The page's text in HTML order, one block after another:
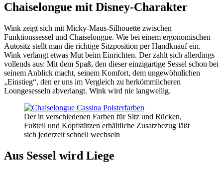
Chaiselongue mit Disney-Charakter
Wink zeigt sich mit Micky-Maus-Silhouette zwischen
Funktionssessel und Chaiselongue. Wie bei einem ergonomischen
Autositz stellt man die richtige Sitzposition per Handknauf ein.
Wink verlangt etwas Mut beim Einrichten. Der zahlt sich allerdings
vollends aus: Mit dem Spaß, den dieser einzigartige Sessel schon bei
seinem Anblick macht, seinem Komfort, dem ungewöhnlichen
„Einstieg“, den er uns im Vergleich zu herkömmlicheren
Loungesesseln abverlangt. Wink wird nie langweilig.
Der in verschiedenen Farben für Sitz und Rücken,
Fußteil und Kopfstützen erhältliche Zusatzbezug läßt
sich jederzeit schnell wechseln
Aus Sessel wird Liege